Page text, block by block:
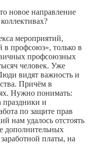
новое направление
мероприятий,
профсоюз», только в
профсоюзных
человек. Уже
видят важность и
Причём в
Нужно понимать:
праздники и
по защите прав
нам удалось отстоять
дополнительных
платы, на